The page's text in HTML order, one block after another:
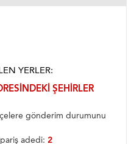
YERLER:
ŞEHIRLER
gönderim durumunu
adedi: 2